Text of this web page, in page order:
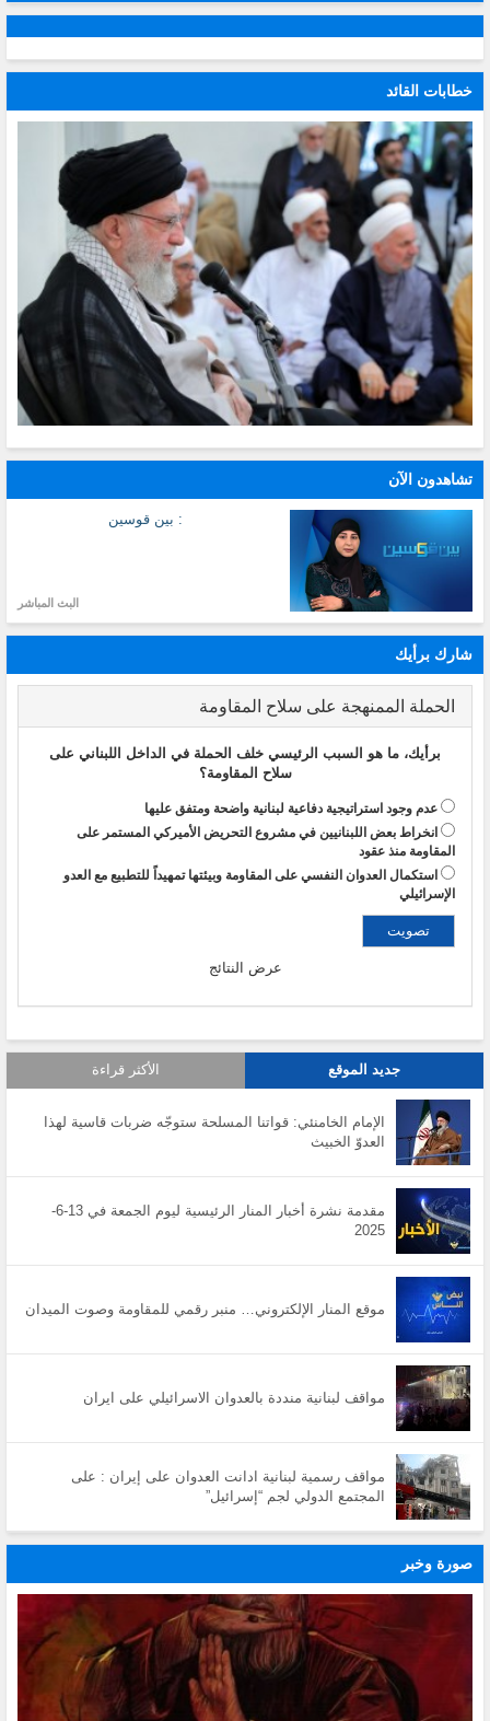
خطابات القائد
تشاهدون الآن
: بين قوسين
البث المباشر
شارك برأيك
الحملة الممنهجة على سلاح المقاومة
برأيك، ما هو السبب الرئيسي خلف الحملة في الداخل اللبناني على
سلاح المقاومة؟
عدم وجود استراتيجية دفاعية لبنانية واضحة ومتفق عليها
انخراط بعض اللبنانيين في مشروع التحريض الأميركي المستمر على
المقاومة منذ عقود
استكمال العدوان النفسي على المقاومة وبيئتها تمهيداً للتطبيع مع العدو
الإسرائيلي
عرض النتائج
جديد الموقع الأكثر قراءة
الإمام الخامنئي: قواتنا المسلحة ستوجّه ضربات قاسية لهذا
العدوّ الخبيث
مقدمة نشرة أخبار المنار الرئيسية ليوم الجمعة في 13-6-
2025
موقع المنار الإلكتروني… منبر رقمي للمقاومة وصوت الميدان
مواقف لبنانية منددة بالعدوان الاسرائيلي على ايران
مواقف رسمية لبنانية ادانت العدوان على إيران : على
المجتمع الدولي لجم “إسرائيل”
صورة وخبر